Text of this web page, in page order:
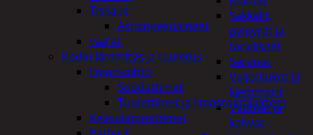
Sakkelit,
pylpyrät ja
tarvikkeet
Saranat
Vaijerilukot ja
klemmarit
Vetimet ja
kahvat
Tiskaus
Astianpesuaineet
vaa'at
Kodin lämmitys ja tuuletus
Ilmanvaihto
Suodattimet
Tuulettimet ja Ilmastointilaitteet
Kaasulämmittimet